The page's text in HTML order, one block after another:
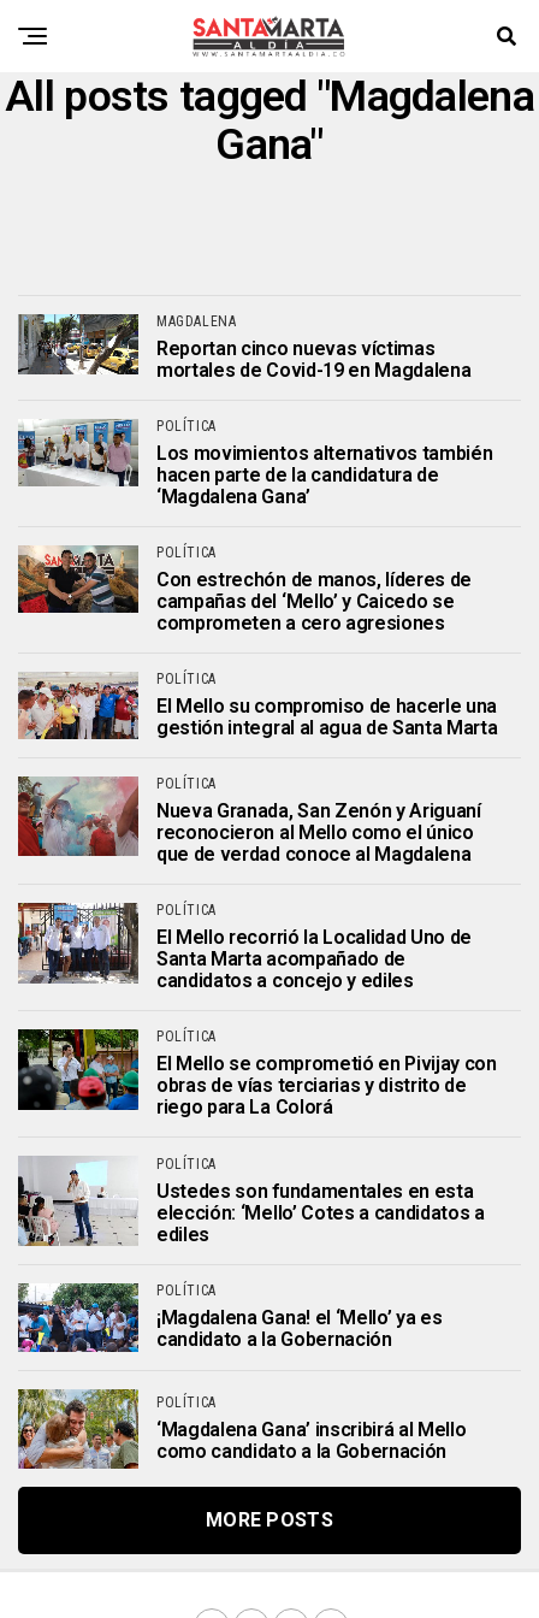
All posts tagged "Magdalena
Gana"
MAGDALENA
Reportan cinco nuevas víctimas
mortales de Covid-19 en Magdalena
POLÍTICA
Los movimientos alternativos también
hacen parte de la candidatura de
‘Magdalena Gana’
POLÍTICA
Con estrechón de manos, líderes de
campañas del ‘Mello’ y Caicedo se
comprometen a cero agresiones
POLÍTICA
El Mello su compromiso de hacerle una
gestión integral al agua de Santa Marta
POLÍTICA
Nueva Granada, San Zenón y Ariguaní
reconocieron al Mello como el único
que de verdad conoce al Magdalena
POLÍTICA
El Mello recorrió la Localidad Uno de
Santa Marta acompañado de
candidatos a concejo y ediles
POLÍTICA
El Mello se comprometió en Pivijay con
obras de vías terciarias y distrito de
riego para La Colorá
POLÍTICA
Ustedes son fundamentales en esta
elección: ‘Mello’ Cotes a candidatos a
ediles
POLÍTICA
¡Magdalena Gana! el ‘Mello’ ya es
candidato a la Gobernación
POLÍTICA
‘Magdalena Gana’ inscribirá al Mello
como candidato a la Gobernación
MORE POSTS